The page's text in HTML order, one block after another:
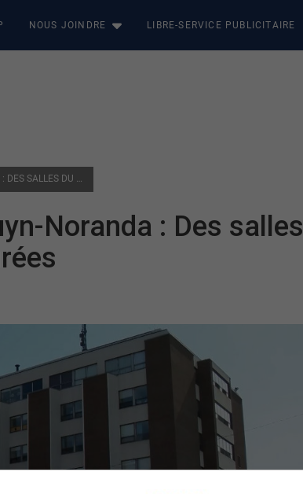
NOUS JOINDRE LIBRE-SERVICE PUBLICITAIRE
CENTRE HOSPITALIER DE ROUYN-NORANDA : DES SALLES DU BLOC OPÉRATOIRE RESTAURÉES
Noranda : Des salles